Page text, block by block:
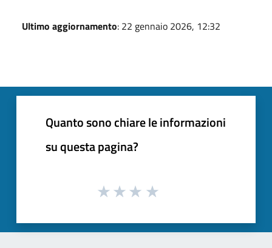
Ultimo aggiornamento: 22 gennaio 2026, 12:32
Quanto sono chiare le informazioni
su questa pagina?